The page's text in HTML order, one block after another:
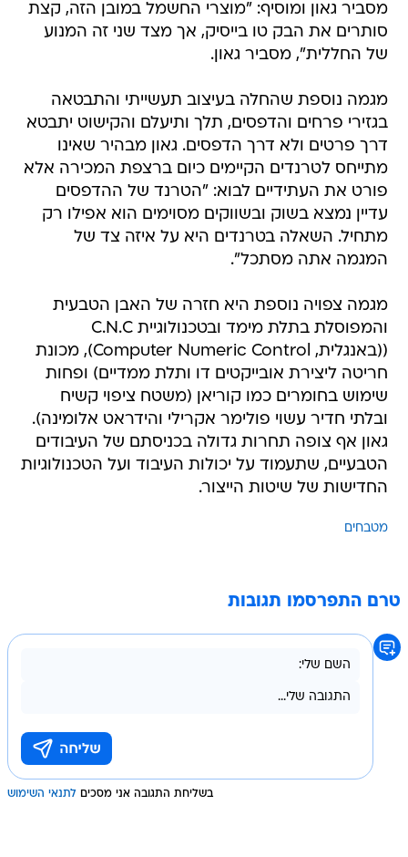
מסביר גאון ומוסיף: "מוצרי החשמל במובן הזה, קצת
סותרים את הבק טו בייסיק, אך מצד שני זה המנוע
של החללית", מסביר גאון.
מגמה נוספת שהחלה בעיצוב תעשייתי והתבטאה
בגזירי פרחים והדפסים, תלך ותיעלם והקישוט יתבטא
דרך פרטים ולא דרך הדפסים. גאון מבהיר שאינו
מתייחס לטרנדים הקיימים כיום ברצפת המכירה אלא
פורט את העתידיים לבוא: "הטרנד של ההדפסים
עדיין נמצא בשוק ובשווקים מסוימים הוא אפילו רק
מתחיל. השאלה בטרנדים היא על איזה צד של
המגמה אתה מסתכל".
מגמה צפויה נוספת היא חזרה של האבן הטבעית
והמפוסלת בתלת מימד ובטכנולוגיית C.N.C
((באנגלית, Computer Numeric Control), מכונת
חריטה ליצירת אובייקטים דו ותלת ממדיים) ופחות
שימוש בחומרים כמו קוריאן (משטח ציפוי קשיח
ובלתי חדיר עשוי פולימר אקרילי והידראט אלומינה).
גאון אף צופה תחרות גדולה בכניסתם של העיבודים
הטבעיים, שתעמוד על יכולות העיבוד ועל הטכנולוגיות
החדישות של שיטות הייצור.
מטבחים
טרם התפרסמו תגובות
בשליחת התגובה אני מסכים לתנאי השימוש